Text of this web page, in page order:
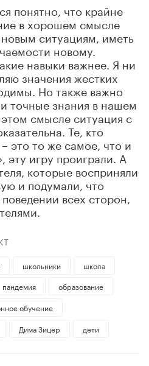
понятно, что крайне
в хорошем смысле
ситуациям, иметь
новому.
навыки важнее. Я ни
значения жестких
Но также важно
точные знания в нашем
смысле ситуация с
Те, кто
это то же самое, что и
эту игру проиграли. А
которые восприняли
и подумали, что
всех сторон,
школьники
школа
пандемия
образование
обучение
Дима Зицер дети